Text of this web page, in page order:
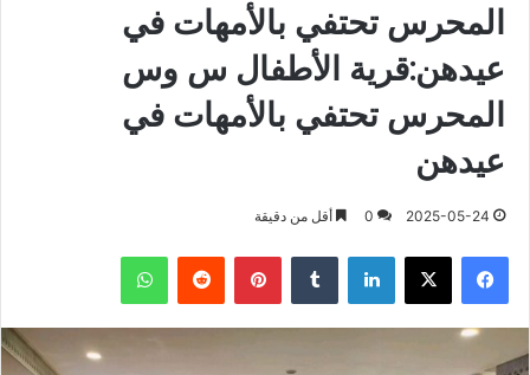
المحرس تحتفي بالأمهات في
عيدهن:قرية الأطفال س وس
المحرس تحتفي بالأمهات في
عيدهن
2025-05-24
0 أقل من دقيقة
فيسبوك X لينكدإن بينتيريست واتساب